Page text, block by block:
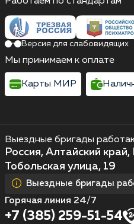
Выездные бригады
Россия, Алтайский
Тобольская улица, 19
Выездные бригады
Горячая линия 24/7
+7 (385) 259-51-54
Версия для слабовидящих
Мы принимаем к оплате
Карты МИР